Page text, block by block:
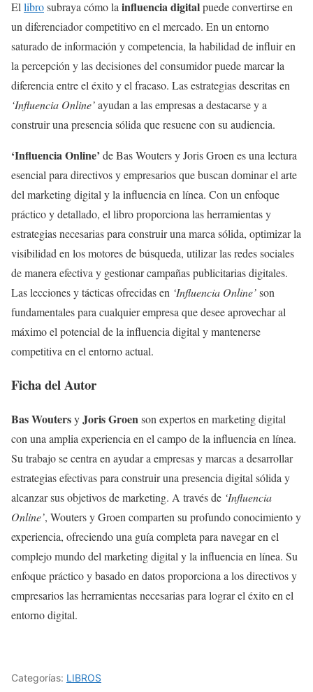
El librosubraya cómo la influencia digitalpuede convertirse en
un diferenciador competitivo en el mercado. En un entorno
saturado de información y competencia, la habilidad de influir en
la percepción y las decisiones del consumidor puede marcar la
diferencia entre el éxito y el fracaso. Las estrategias descritas en
‘Influencia Online’ayudan a las empresas a destacarse y a
construir una presencia sólida que resuene con su audiencia.
‘Influencia Online’ de Bas Wouters y Joris Groen es una lectura
esencial para directivos y empresarios que buscan dominar el arte
del marketing digital y la influencia en línea. Con un enfoque
práctico y detallado, el libro proporciona las herramientas y
estrategias necesarias para construir una marca sólida, optimizar la
visibilidad en los motores de búsqueda, utilizar las redes sociales
de manera efectiva y gestionar campañas publicitarias digitales.
Las lecciones y tácticas ofrecidas en ‘Influencia Online’son
fundamentales para cualquier empresa que desee aprovechar al
máximo el potencial de la influencia digital y mantenerse
competitiva en el entorno actual.
Ficha del Autor
Bas WoutersyJoris Groenson expertos en marketing digital
con una amplia experiencia en el campo de la influencia en línea.
Su trabajo se centra en ayudar a empresas y marcas a desarrollar
estrategias efectivas para construir una presencia digital sólida y
alcanzar sus objetivos de marketing. A través de ‘Influencia
Online’, Wouters y Groen comparten su profundo conocimiento y
experiencia, ofreciendo una guía completa para navegar en el
complejo mundo del marketing digital y la influencia en línea. Su
enfoque práctico y basado en datos proporciona a los directivos y
empresarios las herramientas necesarias para lograr el éxito en el
entorno digital.
Categorías: LIBROS